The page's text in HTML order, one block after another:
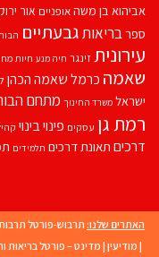
אביהוא בן משהאופניים אור
ספרבריאותגבעתיים
עירוניתזינגר חיה מנע חיות
שאמה כרמל שאמה הכהן
ישראל משרד החינוך מתחם
רמת גן עסקים פינוי בינוי
דרכים תאונת דרכים תלמידים
האתרים שלנו: תרבוש-פורטל
| מודיעין | מדינט – פורטל בריאות